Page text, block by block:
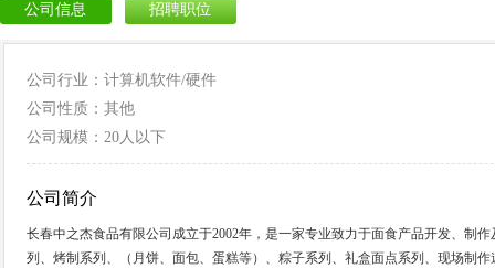
公司信息 招聘职位
公司行业：计算机软件/硬件
公司性质：其他
公司规模：20人以下
公司简介
长春中之杰食品有限公司成立于2002年，是一家专业致力于面食产品开发、制
列、烤制系列、（月饼、面包、蛋糕等）、粽子系列、礼盒面点系列、现场制